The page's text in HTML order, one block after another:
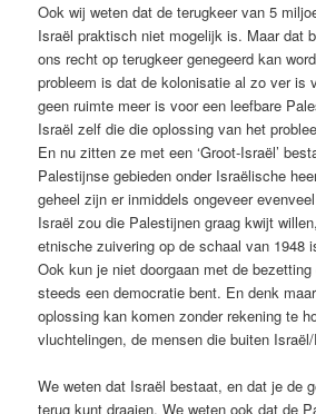
Ook wij weten dat de terugkeer van 5
Israël praktisch niet mogelijk is. Maar dat
ons recht op terugkeer genegeerd kan
probleem is dat de kolonisatie al zo ver is
geen ruimte meer is voor een leefbare
Israël zelf die die oplossing van het
En nu zitten ze met een ‘Groot-Israël’
Palestijnse gebieden onder Israëlische
geheel zijn er inmiddels ongeveer
Israël zou die Palestijnen graag kwijt
etnische zuivering op de schaal van 1948
Ook kun je niet doorgaan met de
steeds een democratie bent. En denk
oplossing kan komen zonder rekening te
vluchtelingen, de mensen die buiten
We weten dat Israël bestaat, en dat je de
terug kunt draaien. We weten ook dat de